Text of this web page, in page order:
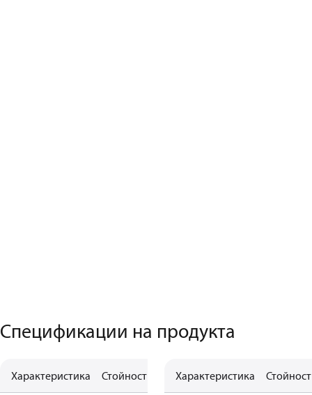
Спецификации на продукта
Характеристика Стойност Характеристика Стойност